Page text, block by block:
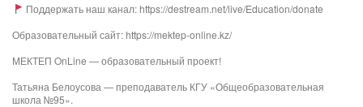
Поддержать наш канал: https://destream.net/live/Education/donate
Образовательный сайт: https://mektep-online.kz/
МЕКТЕП OnLine — образовательный проект!
Татьяна Белоусова — преподаватель КГУ «Общеобразовательная
школа №95».